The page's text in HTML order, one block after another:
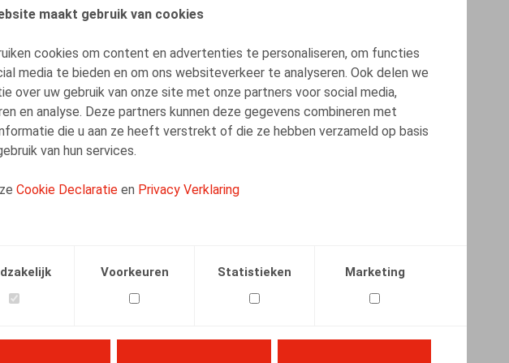
maakt gebruik van cookies
cookies om content en advertenties te personaliseren, om functies
media te bieden en om ons websiteverkeer te analyseren. Ook delen we
over uw gebruik van onze site met onze partners voor social media,
en analyse. Deze partners kunnen deze gegevens combineren met
die u aan ze heeft verstrekt of die ze hebben verzameld op basis
van hun services.
Cookie Declaratie en Privacy Verklaring
Voorkeuren Statistieken Marketing
05.04.2025
Lise-Marie Platteau